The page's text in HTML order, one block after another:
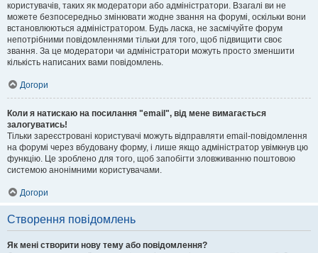
користувачів, таких як модератори або адміністратори. Взагалі ви не
можете безпосередньо змінювати жодне звання на форумі, оскільки вони
встановлюються адміністратором. Будь ласка, не засмічуйте форум
непотрібними повідомленнями тільки для того, щоб підвищити своє
звання. За це модератори чи адміністратори можуть просто зменшити
кількість написаних вами повідомлень.
Догори
Коли я натискаю на посилання "email", від мене вимагається
залогуватись!
Тільки зареєстровані користувачі можуть відправляти email-повідомлення
на форумі через вбудовану форму, і лише якщо адміністратор увімкнув цю
функцію. Це зроблено для того, щоб запобігти зловживанню поштовою
системою анонімними користувачами.
Догори
Створення повідомлень
Як мені створити нову тему або повідомлення?